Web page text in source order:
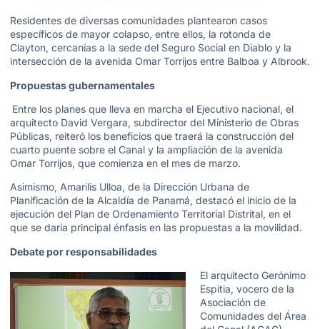
Residentes de diversas comunidades plantearon casos
específicos de mayor colapso, entre ellos, la rotonda de
Clayton, cercanías a la sede del Seguro Social en Diablo y la
intersección de la avenida Omar Torrijos entre Balboa y Albrook.
Propuestas gubernamentales
Entre los planes que lleva en marcha el Ejecutivo nacional, el
arquitecto David Vergara, subdirector del Ministerio de Obras
Públicas, reiteró los beneficios que traerá la construcción del
cuarto puente sobre el Canal y la ampliación de la avenida
Omar Torrijos, que comienza en el mes de marzo.
Asimismo, Amarilis Ulloa, de la Dirección Urbana de
Planificación de la Alcaldía de Panamá, destacó el inicio de la
ejecución del Plan de Ordenamiento Territorial Distrital, en el
que se daría principal énfasis en las propuestas a la movilidad.
Debate por responsabilidades
El arquitecto Gerónimo
Espitia, vocero de la
Asociación de
Comunidades del Área